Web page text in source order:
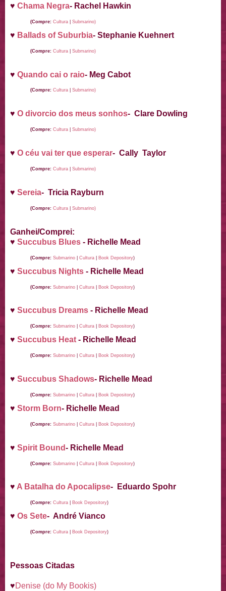
♥ Chama Negra- Rachel Hawkin
(Compre: Cultura| Submarino)
♥ Ballads of Suburbia- Stephanie Kuehnert
(Compre: Cultura| Submarino)
♥ Quando cai o raio- Meg Cabot
(Compre: Cultura| Submarino)
♥ O divorcio dos meus sonhos- Clare Dowling
(Compre: Cultura| Submarino)
♥ O céu vai ter que esperar- Cally Taylor
(Compre: Cultura| Submarino)
♥ Sereia- Tricia Rayburn
(Compre: Cultura| Submarino)
Ganhei/Comprei:
♥ Succubus Blues - Richelle Mead
(Compre: Submarino| Cultura| Book Depository)
♥ Succubus Nights - Richelle Mead
(Compre: Submarino| Cultura| Book Depository)
♥ Succubus Dreams - Richelle Mead
(Compre: Submarino| Cultura| Book Depository)
♥ Succubus Heat - Richelle Mead
(Compre: Submarino| Cultura| Book Depository)
♥ Succubus Shadows- Richelle Mead
(Compre: Submarino| Cultura| Book Depository)
♥ Storm Born- Richelle Mead
(Compre: Submarino| Cultura| Book Depository)
♥ Spirit Bound- Richelle Mead
(Compre: Submarino| Cultura| Book Depository)
♥ A Batalha do Apocalipse- Eduardo Spohr
(Compre: Cultura| Book Depository)
♥ Os Sete- André Vianco
(Compre: Cultura| Book Depository)
Pessoas Citadas
♥Denise (do My Bookis)